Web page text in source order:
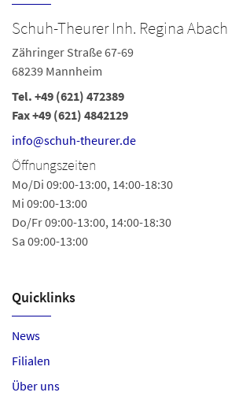
Schuh-Theurer Inh. Regina Abach
Zähringer Straße 67-69
68239 Mannheim
Tel. +49 (621) 472389
Fax +49 (621) 4842129
info@schuh-theurer.de
Öffnungszeiten
Mo/Di 09:00-13:00, 14:00-18:30
Mi 09:00-13:00
Do/Fr 09:00-13:00, 14:00-18:30
Sa 09:00-13:00
Quicklinks
News
Filialen
Über uns